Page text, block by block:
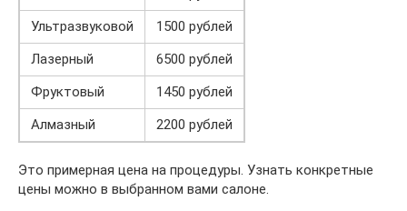
Ультразвуковой
1500 рублей
Лазерный
6500 рублей
Фруктовый
1450 рублей
Алмазный
2200 рублей
Это примерная цена на процедуры. Узнать конкретные
цены можно в выбранном вами салоне.